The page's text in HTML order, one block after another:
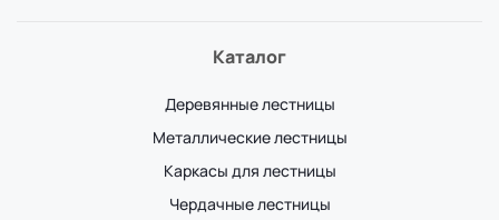
Каталог
Деревянные лестницы
Металлические лестницы
Каркасы для лестницы
Чердачные лестницы